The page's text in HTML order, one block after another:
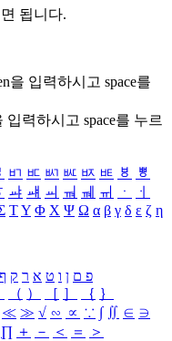
됩니다.
을 입력하시고 space를
입력하시고 space를 누르
ㅲ ㅳ ㅴ ㅵ ㅶ ㅷ ㅸ
ㅹ
ㆇ ㆈ ㆉ ㆊ ㆋ ㆌ ㆍ
ㆎ
ΤΥ Φ Χ Ψ Ω α β γ δ ε ζ η
פ ם ן ו ט א ר ק ף
（ ） ［ ］ ｛ ｝
≪ ≫ √ ∽ ∝ ∵ ∫ ∬ ∈ ∋
∏ ＋ － ＜ ＝
＞